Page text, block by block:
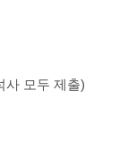
사 모두 제출)